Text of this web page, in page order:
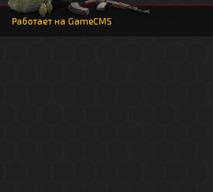
Работает на GameCMS